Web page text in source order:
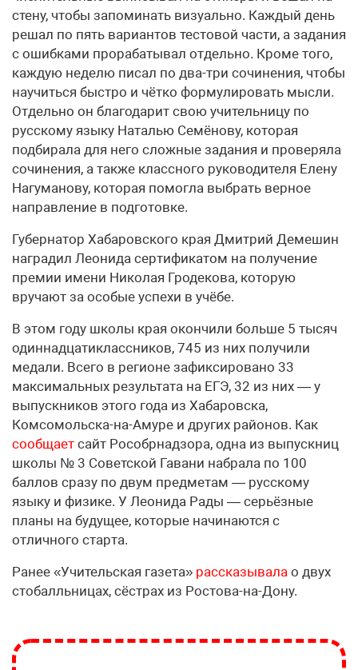
стену, чтобы запоминать визуально. Каждый день
решал по пять вариантов тестовой части, а задания
с ошибками прорабатывал отдельно. Кроме того,
каждую неделю писал по два-три сочинения, чтобы
научиться быстро и чётко формулировать мысли.
Отдельно он благодарит свою учительницу по
русскому языку Наталью Семёнову, которая
подбирала для него сложные задания и проверяла
сочинения, а также классного руководителя Елену
Нагуманову, которая помогла выбрать верное
направление в подготовке.
Губернатор Хабаровского края Дмитрий Демешин
наградил Леонида сертификатом на получение
премии имени Николая Гродекова, которую
вручают за особые успехи в учёбе.
В этом году школы края окончили больше 5 тысяч
одиннадцатиклассников, 745 из них получили
медали. Всего в регионе зафиксировано 33
максимальных результата на ЕГЭ, 32 из них — у
выпускников этого года из Хабаровска,
Комсомольска-на-Амуре и других районов. Как
сообщает сайт Рособрнадзора, одна из выпускниц
школы № 3 Советской Гавани набрала по 100
баллов сразу по двум предметам — русскому
языку и физике. У Леонида Рады — серьёзные
планы на будущее, которые начинаются с
отличного старта.
Ранее «Учительская газета» рассказывала о двух
стобалльницах, сёстрах из Ростова-на-Дону.